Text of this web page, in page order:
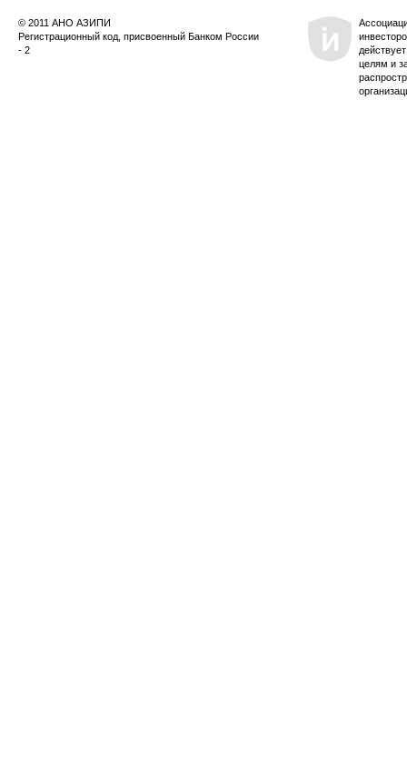
© 2011 АНО АЗИПИ
Регистрационный код, присвоенный Банком России
- 2
целям и